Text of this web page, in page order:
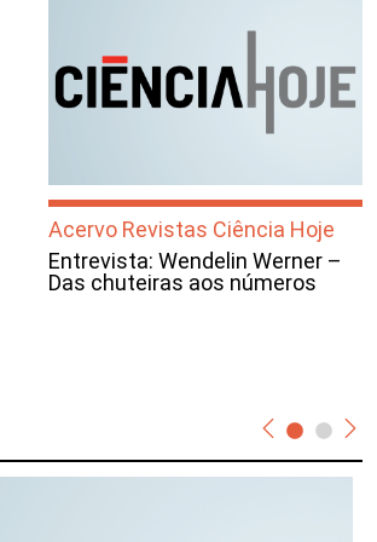
Acervo Revistas Ciência Hoje
Entrevista: Wendelin Werner –
Das chuteiras aos números